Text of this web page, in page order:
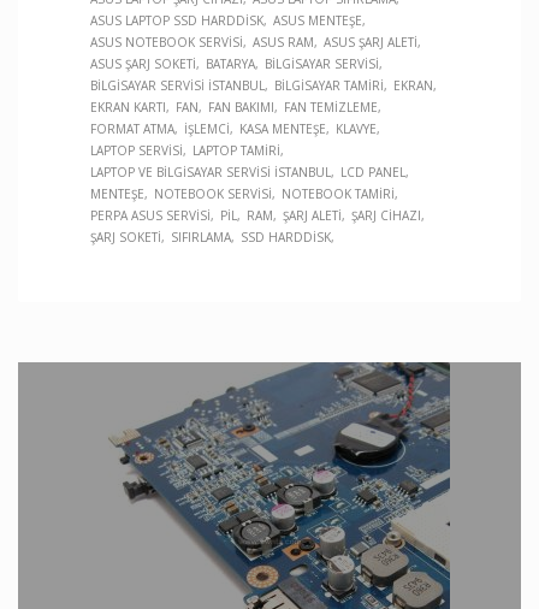
ASUS LAPTOP SSD HARDDISK ASUS MENTEŞE
ASUS NOTEBOOK SERVISI
ASUS RAM
ASUS ŞARJ ALETI
ASUS ŞARJ SOKETI
BATARYA
BILGISAYAR SERVISI
BILGISAYAR SERVISI İSTANBUL
BILGISAYAR TAMIRI
EKRAN
EKRAN KARTI
FAN FAN BAKIMI
FAN TEMIZLEME
FORMAT ATMA
İŞLEMCI KASA MENTEŞE
KLAVYE
LAPTOP SERVISI
LAPTOP TAMIRI
LAPTOP VE BILGISAYAR SERVISI İSTANBUL
LCD PANEL
MENTEŞE
NOTEBOOK SERVISI
NOTEBOOK TAMIRI
PERPA ASUS SERVISI
PIL RAM ŞARJ ALETI
ŞARJ CIHAZI
ŞARJ SOKETI
SIFIRLAMA SSD HARDDISK